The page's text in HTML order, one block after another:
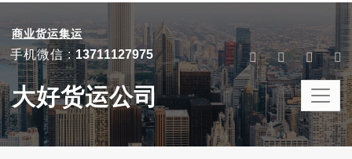
商业货运集运
手机微信 :13711127975
大好货运公司